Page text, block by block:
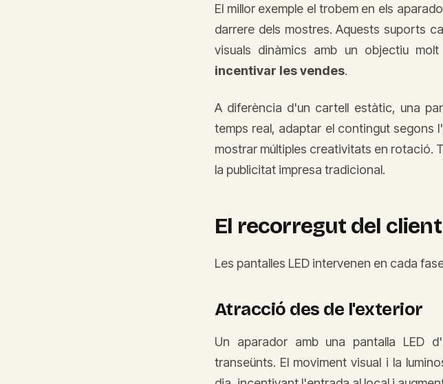
El millor exemple el trobem en els
darrere dels mostres. Aquests suports
visuals dinàmics amb un objectiu molt
incentivar les vendes.
A diferència d'un cartell estàtic, una
temps real, adaptar el contingut segons
mostrar múltiples creativitats en rotació.
la publicitat impresa tradicional.
El recorregut del
Les pantalles LED intervenen en cada
Atracció des de l'exterior
Un aparador amb una pantalla LED
transeünts. El moviment visual i la